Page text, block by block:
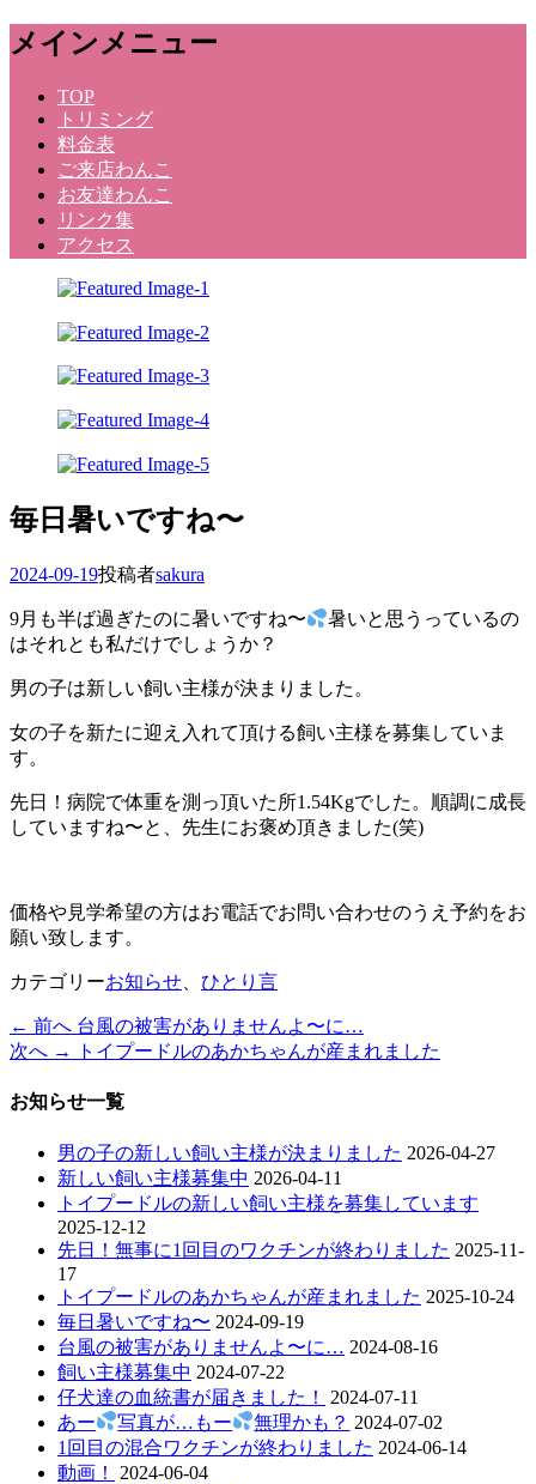
メ
ニ
メインメニュー
TOP
トリミング
料金表
ご来店わんこ
お友達わんこ
リンク集
アクセス
Dog Salon Kunihara
毎日暑いですね〜
投
日
2024-09-19投稿者sakura
9月も半ば過ぎたのに暑いですね〜
暑いと思うっているの
はそれとも私だけでしょうか？
男の子は新しい飼い主様が決まりました。
女の子を新たに迎え入れて頂ける飼い主様を募集していま
す。
先日！病院で体重を測っ頂いた所1.54Kgでした。順調に成長
していますね〜と、先生にお褒め頂きました(笑)
価格や見学希望の方はお電話でお問い合わせのうえ予約をお
願い致します。
カテゴリーお知らせ ひとり言
投
稿
ナ
← 前へ 過
去
投
台風の被害がありませんよ〜に…
次へ →
次
投
トイプードルのあかちゃんが産まれました
お知らせ一覧
男の子の新しい飼い主様が決まりました 2026-04-27
新しい飼い主様募集中 2026-04-11
トイプードルの新しい飼い主様を募集しています
2025-12-12
先日！無事に1回目のワクチンが終わりました 2025-11-
17
トイプードルのあかちゃんが産まれました 2025-10-24
毎日暑いですね〜 2024-09-19
台風の被害がありませんよ〜に… 2024-08-16
飼い主様募集中 2024-07-22
仔犬達の血統書が届きました！
2024-07-11
あー
写真が…もー 無理かも？ 2024-07-02
1回目の混合ワクチンが終わりました 2024-06-14
動画！
2024-06-04